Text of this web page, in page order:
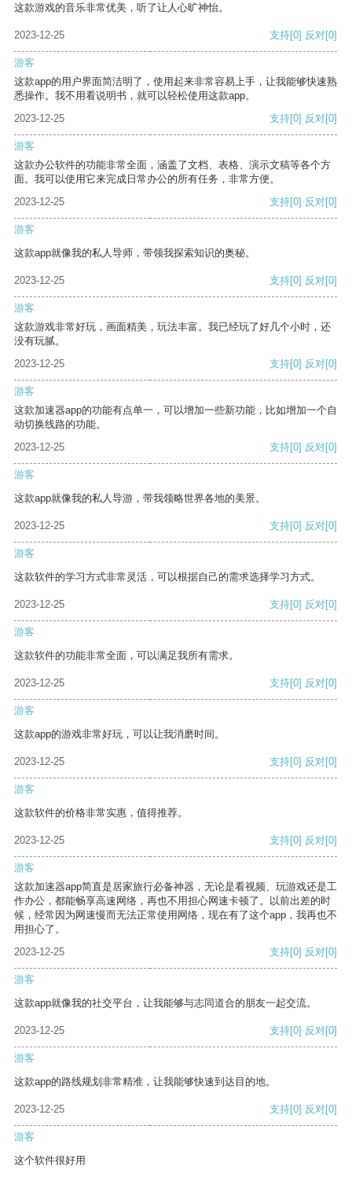
这款游戏的音乐非常优美，听了让人心旷神怡。
2023-12-25 支持[0] 反对[0]
游客
这款app的用户界面简洁明了，使用起来非常容易上手，让我能够快速熟
悉操作。我不用看说明书，就可以轻松使用这款app。
2023-12-25
支持[0] 反对[0]
游客
这款办公软件的功能非常全面，涵盖了文档、表格、演示文稿等各个方
面。我可以使用它来完成日常办公的所有任务，非常方便。
2023-12-25
支持[0] 反对[0]
游客
这款app就像我的私人导师，带领我探索知识的奥秘。
2023-12-25 支持[0] 反对[0]
游客
这款游戏非常好玩，画面精美，玩法丰富。我已经玩了好几个小时，还
没有玩腻。
2023-12-25
支持[0] 反对[0]
游客
这款加速器app的功能有点单一，可以增加一些新功能，比如增加一个自
动切换线路的功能。
2023-12-25
支持[0] 反对[0]
游客
这款app就像我的私人导游，带我领略世界各地的美景。
2023-12-25 支持[0] 反对[0]
游客
这款软件的学习方式非常灵活，可以根据自己的需求选择学习方式。
2023-12-25 支持[0] 反对[0]
游客
这款软件的功能非常全面，可以满足我所有需求。
2023-12-25 支持[0] 反对[0]
游客
这款app的游戏非常好玩，可以让我消磨时间。
2023-12-25 支持[0] 反对[0]
游客
这款软件的价格非常实惠，值得推荐。
2023-12-25 支持[0] 反对[0]
游客
这款加速器app简直是居家旅行必备神器，无论是看视频、玩游戏还是工
作办公，都能畅享高速网络，再也不用担心网速卡顿了。以前出差的时
候，经常因为网速慢而无法正常使用网络，现在有了这个app，我再也不
用担心了。
2023-12-25
支持[0] 反对[0]
游客
这款app就像我的社交平台，让我能够与志同道合的朋友一起交流。
2023-12-25 支持[0] 反对[0]
游客
这款app的路线规划非常精准，让我能够快速到达目的地。
2023-12-25 支持[0] 反对[0]
游客
这个软件很好用